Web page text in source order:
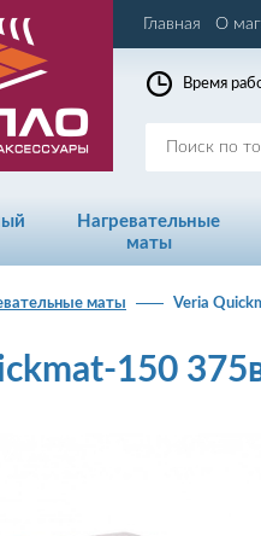
Главная О
Время
Нагревательные
маты
маты Veria
150